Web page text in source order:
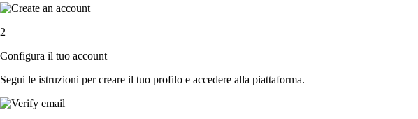
2
Configura il tuo account
Segui le istruzioni per creare il tuo profilo e accedere alla piattaforma.